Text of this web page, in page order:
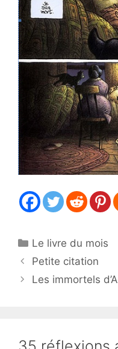
Catégories
Le livre du mois
Petite citation
Les immortels